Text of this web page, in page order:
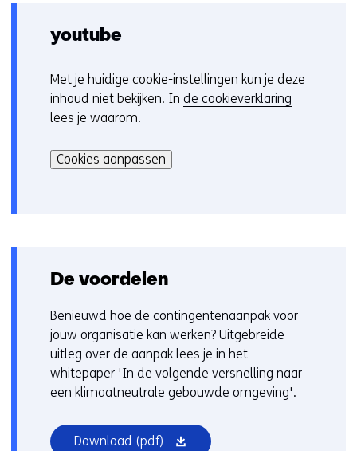
youtube
C
o
o
i
k
u
r
w
g
Met je huidige cookie-instellingen kun je deze
inhoud niet bekijken. In de cookieverklaring
lees je waarom.
kan
het
deze
website
worden
toegestaan
of
geweigerd.
Cookies aanpassen
De voordelen
Benieuwd hoe de contingentenaanpak voor
jouw organisatie kan werken? Uitgebreide
uitleg over de aanpak lees je in het
whitepaper 'In de volgende versnelling naar
een klimaatneutrale gebouwde omgeving'.
Download (pdf) (opent